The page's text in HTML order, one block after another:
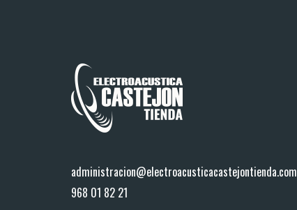
administracion@electroacusticacastejontienda.com
968 01 82 21